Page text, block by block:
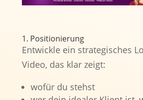
1. Positionierung
Entwickle ein strategisches
Video, das klar zeigt:
wofür du stehst